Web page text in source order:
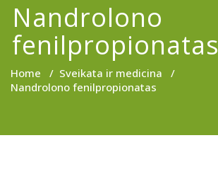
Nandrolono
fenilpropionatas
Home / Sveikata ir medicina /
Nandrolono fenilpropionatas